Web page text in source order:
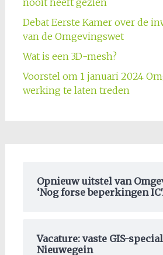
nooit heeft gezien
Debat Eerste Kamer over de
van de Omgevingswet
Wat is een 3D-mesh?
Voorstel om 1 januari 2024
werking te laten treden
Opnieuw uitstel van
‘Nog forse beperkingen
Vacature: vaste GIS-
Nieuwegein